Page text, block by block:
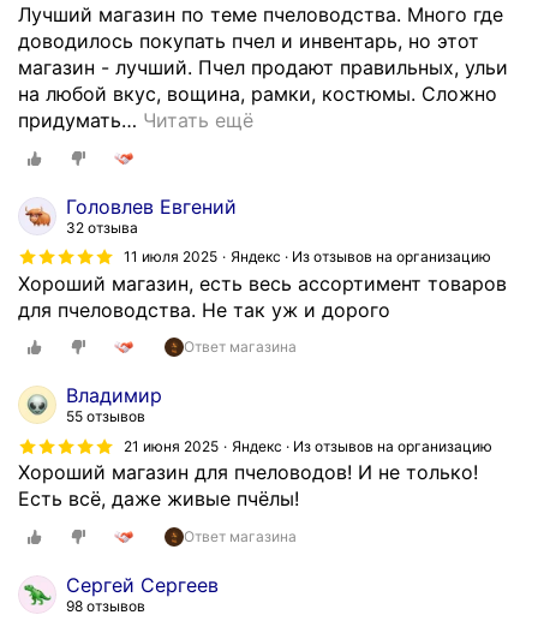
Лучший магазин по теме пчеловодства. Много где
доводилось покупать пчел и инвентарь, но этот
магазин - лучший. Пчел продают правильных, ульи
на любой вкус, вощина, рамки, костюмы. Сложно
придумать… Читать ещё
Головлев Евгений
32 отзыва
11 июля 2025
Яндекс · Из отзывов на организацию
Хороший магазин, есть весь ассортимент товаров
для пчеловодства. Не так уж и дорого
Ответ магазина
Владимир
55 отзывов
21 июня 2025
Яндекс · Из отзывов на организацию
Хороший магазин для пчеловодов! И не только!
Есть всё, даже живые пчёлы!
Ответ магазина
Сергей Сергеев
98 отзывов